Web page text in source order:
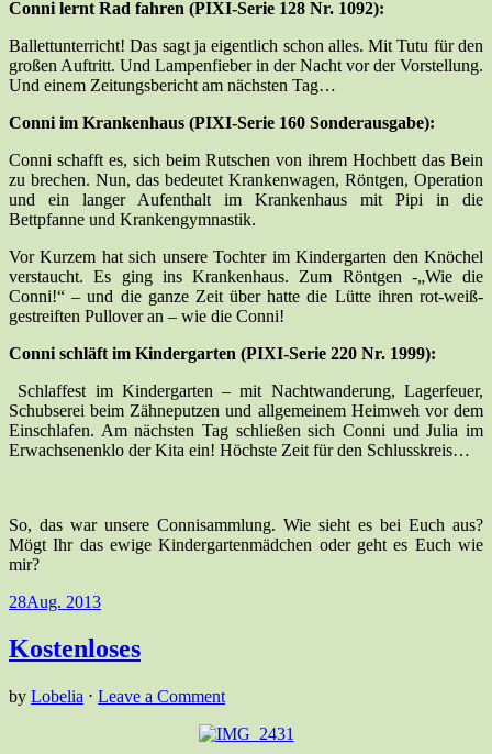
Conni lernt Rad fahren (PIXI-Serie 128 Nr. 1092):
Ballettunterricht! Das sagt ja eigentlich schon alles. Mit Tutu für den
großen Auftritt. Und Lampenfieber in der Nacht vor der Vorstellung.
Und einem Zeitungsbericht am nächsten Tag…
Conni im Krankenhaus (PIXI-Serie 160 Sonderausgabe):
Conni schafft es, sich beim Rutschen von ihrem Hochbett das Bein
zu brechen. Nun, das bedeutet Krankenwagen, Röntgen, Operation
und ein langer Aufenthalt im Krankenhaus mit Pipi in die
Bettpfanne und Krankengymnastik.
Vor Kurzem hat sich unsere Tochter im Kindergarten den Knöchel
verstaucht. Es ging ins Krankenhaus. Zum Röntgen -„Wie die
Conni!“ – und die ganze Zeit über hatte die Lütte ihren rot-weiß-
gestreiften Pullover an – wie die Conni!
Conni schläft im Kindergarten (PIXI-Serie 220 Nr. 1999):
Schlaffest im Kindergarten – mit Nachtwanderung, Lagerfeuer,
Schubserei beim Zähneputzen und allgemeinem Heimweh vor dem
Einschlafen. Am nächsten Tag schließen sich Conni und Julia im
Erwachsenenklo der Kita ein! Höchste Zeit für den Schlusskreis…
So, das war unsere Connisammlung. Wie sieht es bei Euch aus?
Mögt Ihr das ewige Kindergartenmädchen oder geht es Euch wie
mir?
28Aug. 2013
Kostenloses
by Lobelia ⋅ Leave a Comment